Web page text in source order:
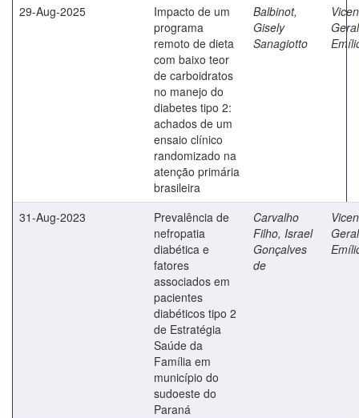
29-Aug-2025
Impacto de um
programa
remoto de dieta
com baixo teor
de carboidratos
no manejo do
diabetes tipo 2:
achados de um
ensaio clínico
randomizado na
atenção primária
brasileira
Balbinot,
Gisely
Sanagiotto
31-Aug-2023
Prevalência de
nefropatia
diabética e
fatores
associados em
pacientes
diabéticos tipo 2
de Estratégia
Saúde da
Família em
município do
sudoeste do
Paraná
Carvalho
Filho, Israel
Gonçalves
de